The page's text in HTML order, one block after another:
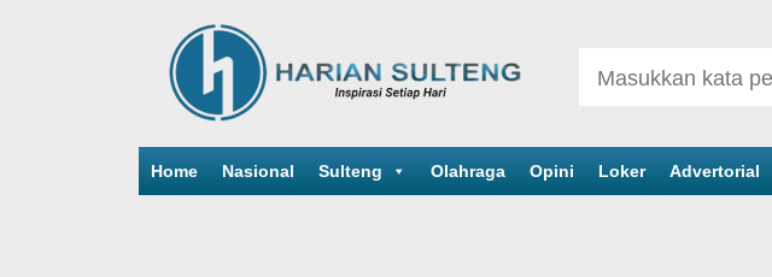
Home Nasional Sulteng Olahraga Opini Loker Advertorial